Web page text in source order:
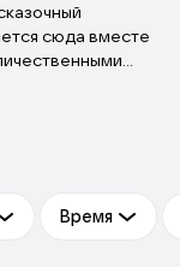
сюда вместе
птицу,
по-новому
Время